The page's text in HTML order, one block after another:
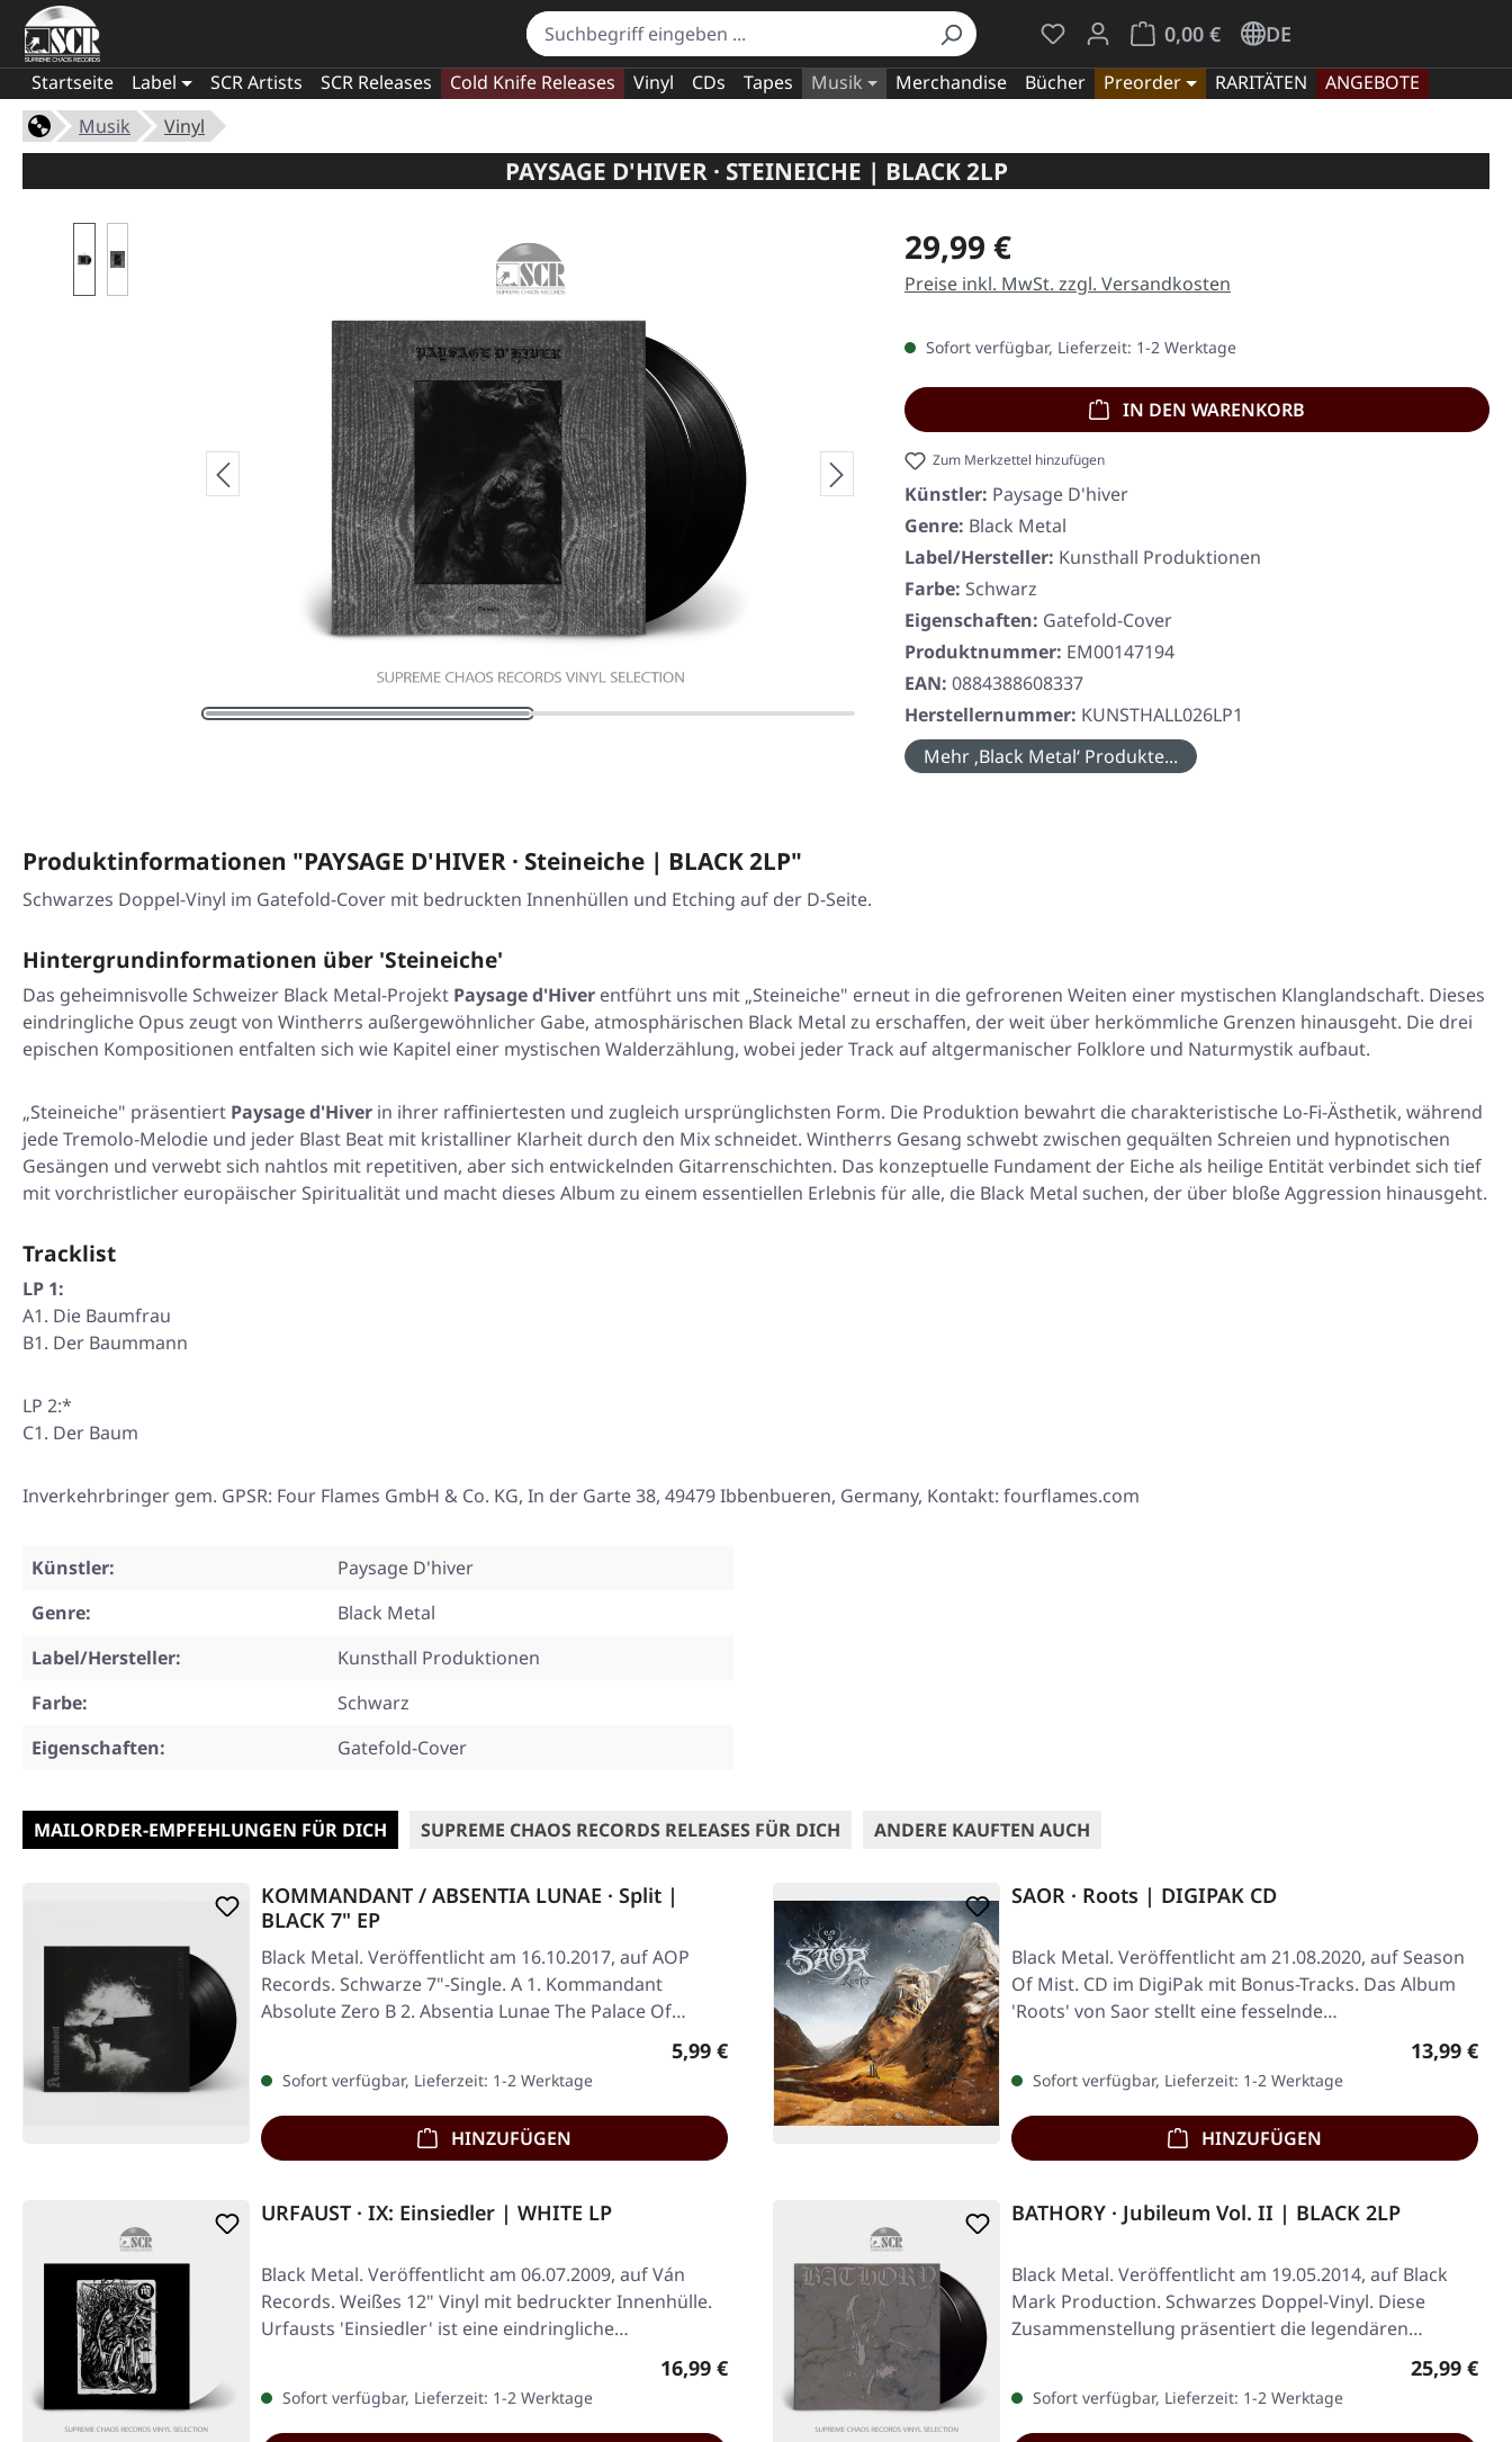
Du hast 0 Produkte auf dem Merkzettel
0,00 €
Warenkorb enthält 0 Positionen. Der
DE
Startseite Label SCR Artists SCR Releases Cold Knife Releases Vinyl CDs Tapes Musik Merchandise Bücher Preorder RARITÄTEN
ANGEBOTE
Musik
Vinyl
PAYSAGE D'HIVER · STEINEICHE | BLACK 2LP
Regulärer Preis:
29,99 €
Preise inkl. MwSt. zzgl. Versandkosten
Sofort verfügbar, Lieferzeit: 1-2 Werktage
IN DEN WARENKORB
Zum Merkzettel hinzufügen
Künstler: Paysage D'hiver
Genre: Black Metal
Label/Hersteller: Kunsthall Produktionen
Farbe: Schwarz
Eigenschaften: Gatefold-Cover
Produktnummer: EM00147194
EAN: 0884388608337
Herstellernummer: KUNSTHALL026LP1
Mehr ‚Black Metal‘ Produkte...
Produktinformationen "PAYSAGE D'HIVER · Steineiche | BLACK 2LP"
Schwarzes Doppel-Vinyl im Gatefold-Cover mit bedruckten Innenhüllen und Etching auf der D-Seite.
Hintergrundinformationen über 'Steineiche'
Das geheimnisvolle Schweizer Black Metal-Projekt Paysage d'Hiver entführt uns mit „Steineiche" erneut in die gefrorenen Weiten einer mystischen Klanglandschaft. Dieses
eindringliche Opus zeugt von Wintherrs außergewöhnlicher Gabe, atmosphärischen Black Metal zu erschaffen, der weit über herkömmliche Grenzen hinausgeht. Die drei
epischen Kompositionen entfalten sich wie Kapitel einer mystischen Walderzählung, wobei jeder Track auf altgermanischer Folklore und Naturmystik aufbaut.
„Steineiche" präsentiert Paysage d'Hiver in ihrer raffiniertesten und zugleich ursprünglichsten Form. Die Produktion bewahrt die charakteristische Lo-Fi-Ästhetik, während
jede Tremolo-Melodie und jeder Blast Beat mit kristalliner Klarheit durch den Mix schneidet. Wintherrs Gesang schwebt zwischen gequälten Schreien und hypnotischen
Gesängen und verwebt sich nahtlos mit repetitiven, aber sich entwickelnden Gitarrenschichten. Das konzeptuelle Fundament der Eiche als heilige Entität verbindet sich tief
mit vorchristlicher europäischer Spiritualität und macht dieses Album zu einem essentiellen Erlebnis für alle, die Black Metal suchen, der über bloße Aggression hinausgeht.
Tracklist
LP 1:
A1. Die Baumfrau
B1. Der Baummann
LP 2:*
C1. Der Baum
Inverkehrbringer gem. GPSR: Four Flames GmbH & Co. KG, In der Garte 38, 49479 Ibbenbueren, Germany, Kontakt: fourflames.com
Künstler:
Paysage D'hiver
Genre:
Black Metal
Label/Hersteller:
Kunsthall Produktionen
Farbe:
Schwarz
Eigenschaften:
Gatefold-Cover
MAILORDER-EMPFEHLUNGEN FÜR DICH SUPREME CHAOS RECORDS RELEASES FÜR DICH ANDERE KAUFTEN AUCH
KOMMANDANT / ABSENTIA LUNAE · Split |
BLACK 7" EP
Black Metal. Veröffentlicht am 16.10.2017, auf AOP
Records. Schwarze 7"-Single. A 1. Kommandant
Absolute Zero B 2. Absentia Lunae The Palace Of
Regulärer Preis:
5,99 €
Sofort verfügbar, Lieferzeit: 1-2 Werktage
HINZUFÜGEN
SAOR · Roots | DIGIPAK CD
Black Metal. Veröffentlicht am 21.08.2020, auf Season
Of Mist. CD im DigiPak mit Bonus-Tracks. Das Album
'Roots' von Saor stellt eine fesselnde…
Regulärer
13,99 €
Sofort verfügbar, Lieferzeit: 1-2 Werktage
HINZUFÜGEN
URFAUST · IX: Einsiedler | WHITE LP
Black Metal. Veröffentlicht am 06.07.2009, auf Ván
Records. Weißes 12" Vinyl mit bedruckter Innenhülle.
Urfausts 'Einsiedler' ist eine eindringliche…
Regulärer Preis:
16,99 €
Sofort verfügbar, Lieferzeit: 1-2 Werktage
BATHORY · Jubileum Vol. II | BLACK 2LP
Black Metal. Veröffentlicht am 19.05.2014, auf Black
Mark Production. Schwarzes Doppel-Vinyl. Diese
Zusammenstellung präsentiert die legendären…
Regulärer
25,99 €
Sofort verfügbar, Lieferzeit: 1-2 Werktage